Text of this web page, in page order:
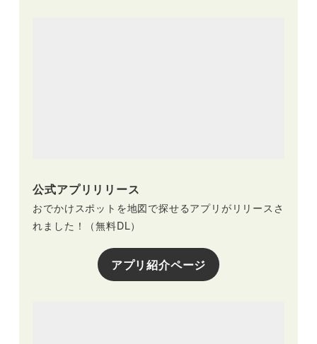
公式アプリリリース
おでかけスポットを地図で探せるアプリがリリースさ
れました！（無料DL）
アプリ紹介ページ